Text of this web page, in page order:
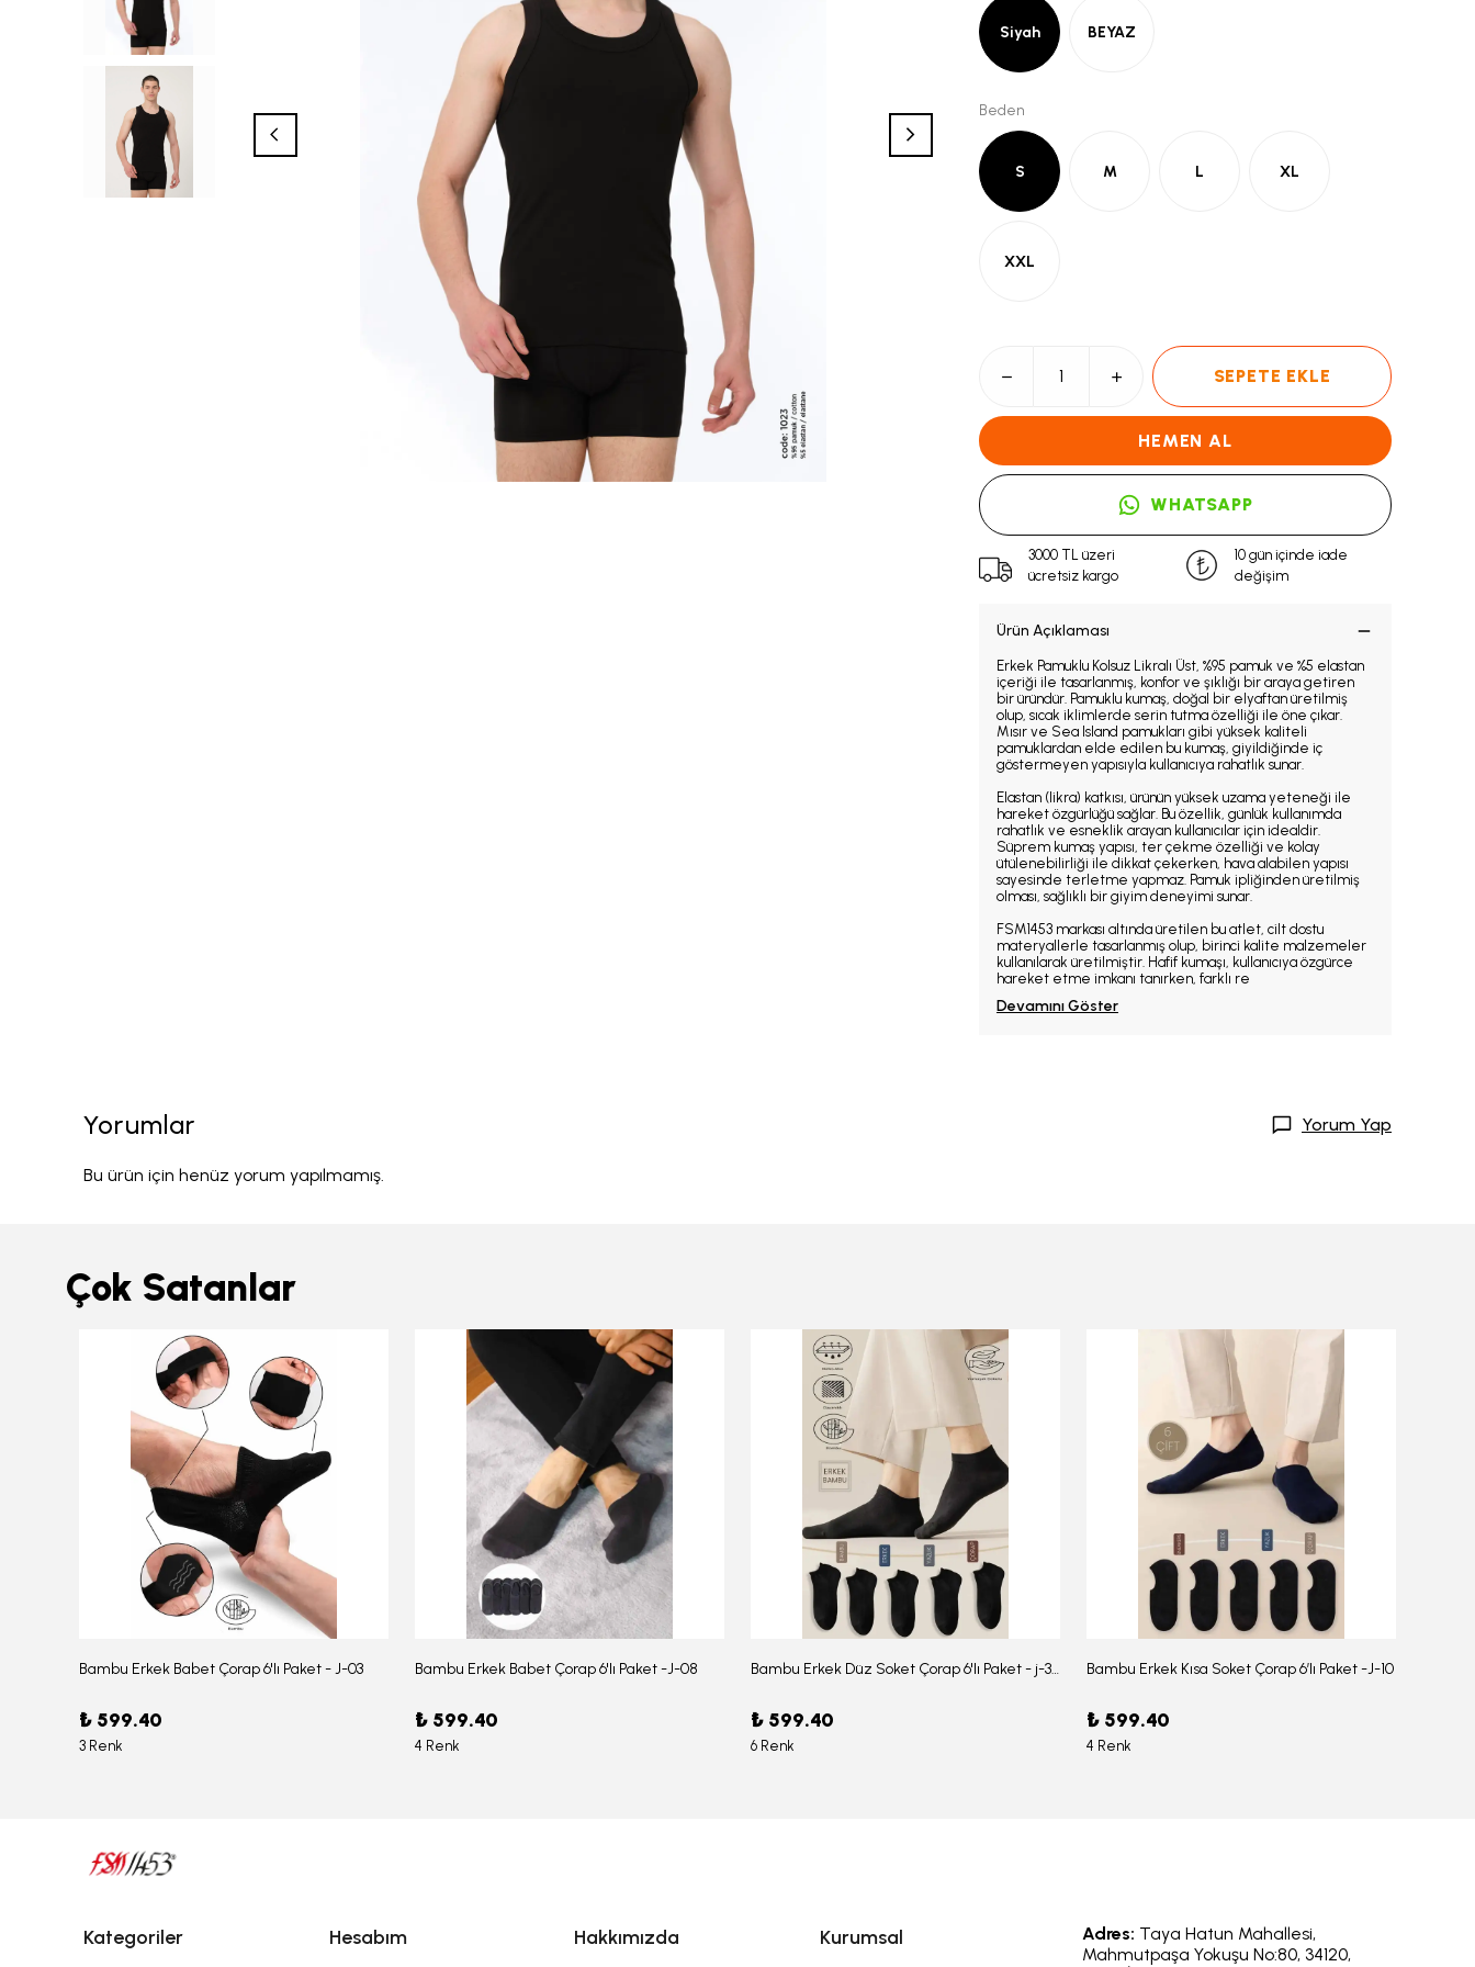
Siyah BEYAZ
Beden
S M L XL
XXL
SEPETE EKLE
HEMEN AL
WHATSAPP
3000 TL üzeri
ücretsiz kargo
10 gün içinde iade
değişim
Ürün Açıklaması
Erkek Pamuklu Kolsuz Likralı Üst, %95 pamuk ve %5 elastan
içeriği ile tasarlanmış, konfor ve şıklığı bir araya getiren
bir üründür. Pamuklu kumaş, doğal bir elyaftan üretilmiş
olup, sıcak iklimlerde serin tutma özelliği ile öne çıkar.
Mısır ve Sea Island pamukları gibi yüksek kaliteli
pamuklardan elde edilen bu kumaş, giyildiğinde iç
göstermeyen yapısıyla kullanıcıya rahatlık sunar.
Elastan (likra) katkısı, ürünün yüksek uzama yeteneği ile
hareket özgürlüğü sağlar. Bu özellik, günlük kullanımda
rahatlık ve esneklik arayan kullanıcılar için idealdir.
Süprem kumaş yapısı, ter çekme özelliği ve kolay
ütülenebilirliği ile dikkat çekerken, hava alabilen yapısı
sayesinde terletme yapmaz. Pamuk ipliğinden üretilmiş
olması, sağlıklı bir giyim deneyimi sunar.
FSM1453 markası altında üretilen bu atlet, cilt dostu
materyallerle tasarlanmış olup, birinci kalite malzemeler
kullanılarak üretilmiştir. Hafif kumaşı, kullanıcıya özgürce
hareket etme imkanı tanırken, farklı re
Devamını Göster
Yorumlar Yorum Yap
Bu ürün için henüz yorum yapılmamış.
Çok Satanlar
Bambu Erkek Babet Çorap 6'lı Paket - J-03
₺ 599.40
3 Renk
Bambu Erkek Babet Çorap 6'lı Paket -J-08
₺ 599.40
4 Renk
Bambu Erkek Düz Soket Çorap 6'lı Paket - j-354
₺ 599.40
6 Renk
Bambu Erkek Kısa Soket Çorap 6’lı Paket -J-10
₺ 599.40
4 Renk
Kategoriler Hesabım Hakkımızda Kurumsal Adres: Taya Hatun Mahallesi,
Mahmutpaşa Yokuşu No:80, 34120,